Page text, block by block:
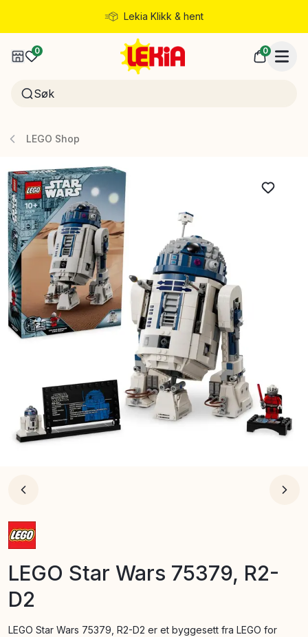
Lekia Klikk & hent
Rask levering
0 0
LEGO Shop
LEGO Star Wars 75379, R2-
D2
LEGO Star Wars 75379, R2-D2 er et byggesett fra LEGO for